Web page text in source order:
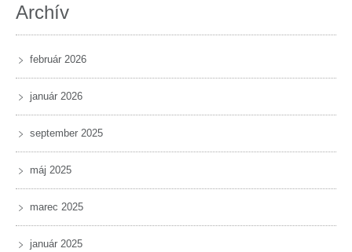
Archív
február 2026
január 2026
september 2025
máj 2025
marec 2025
január 2025